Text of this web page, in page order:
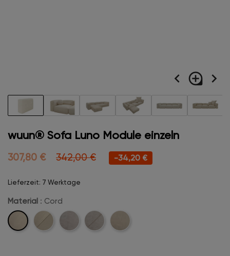
navigate_before loupe navigate_next
wuun® Sofa Luno Module einzeln
307,80 € 342,00 € -34,20 €
Lieferzeit: 7 Werktage
Material : Cord
Cord
Cord-
Velvet
Velvet- Boucle